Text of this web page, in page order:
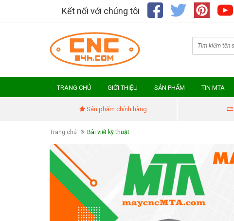
Kết nối với chúng tôi
TRANG CHỦ GIỚI THIỆU SẢN PHẨM TIN MTA
Sản phẩm chính hãng
Trang chủ Bài viết kỹ thuật